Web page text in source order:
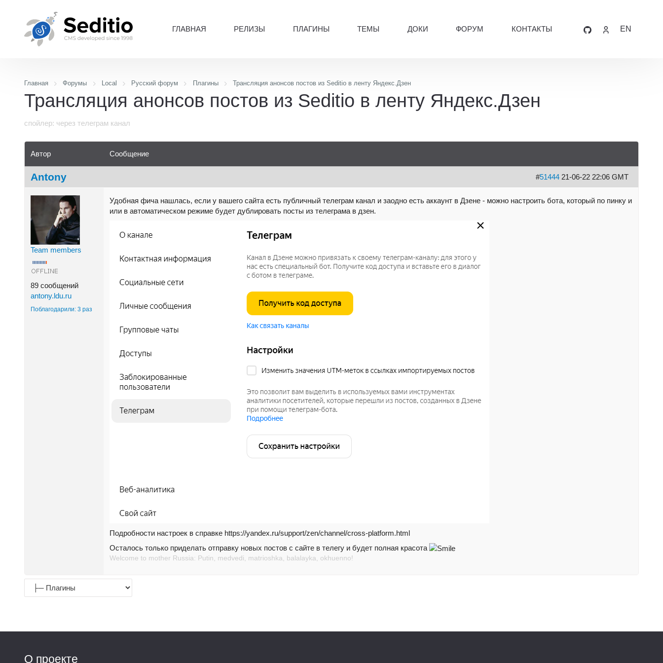
ГЛАВНАЯ РЕЛИЗЫ ПЛАГИНЫ ТЕМЫ ДОКИ ФОРУМ КОНТАКТЫ EN
Главная Форумы Local Русский форум Плагины Трансляция анонсов постов из Seditio в ленту Яндекс.Дзен
Трансляция анонсов постов из Seditio в ленту Яндекс.Дзен
спойлер: через телеграм канал
Автор Сообщение
Antony #51444 21-06-22 22:06 GMT
Team members
89 сообщений
antony.ldu.ru
Поблагодарили: 3 раз
Удобная фича нашлась, если у вашего сайта есть публичный телеграм канал и заодно есть аккаунт в Дзене - можно настроить бота, который по пинку и
или в автоматическом режиме будет дублировать посты из телеграма в дзен.
Подробности настроек в справке https://yandex.ru/support/zen/channel/cross-platform.html
Осталось только приделать отправку новых постов с сайте в телегу и будет полная красота
Welcome to mother Russia: Putin, medvedi, matrioshka, balalayka, okhuenno!
О проекте